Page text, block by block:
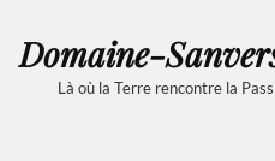
Domaine-
Là où la Terre rencontre la